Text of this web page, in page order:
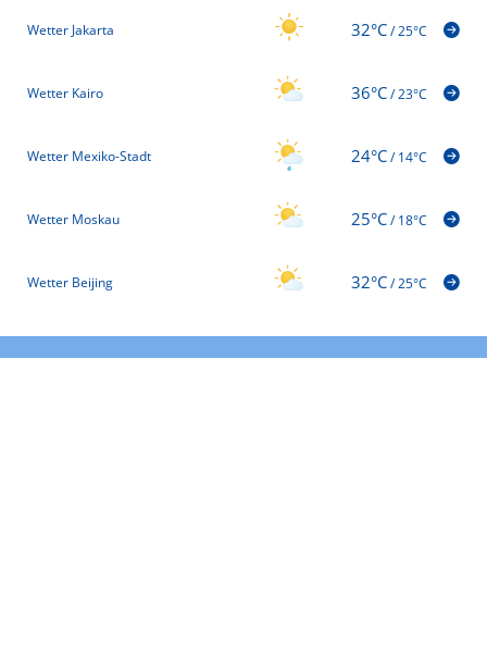
Wetter Jakarta 32°C/25°C
Wetter Kairo 36°C/23°C
Wetter Mexiko-Stadt 24°C/14°C
Wetter Moskau 25°C/18°C
Wetter Beijing 32°C/25°C